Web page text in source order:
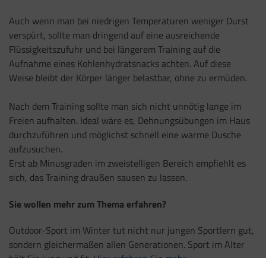
Auch wenn man bei niedrigen Temperaturen weniger Durst
verspürt, sollte man dringend auf eine ausreichende
Flüssigkeitszufuhr und bei längerem Training auf die
Aufnahme eines Kohlenhydratsnacks achten. Auf diese
Weise bleibt der Körper länger belastbar, ohne zu ermüden.
Nach dem Training sollte man sich nicht unnötig lange im
Freien aufhalten. Ideal wäre es, Dehnungsübungen im Haus
durchzuführen und möglichst schnell eine warme Dusche
aufzusuchen.
Erst ab Minusgraden im zweistelligen Bereich empfiehlt es
sich, das Training draußen sausen zu lassen.
Sie wollen mehr zum Thema erfahren?
Outdoor-Sport im Winter tut nicht nur jungen Sportlern gut,
sondern gleichermaßen allen Generationen. Sport im Alter